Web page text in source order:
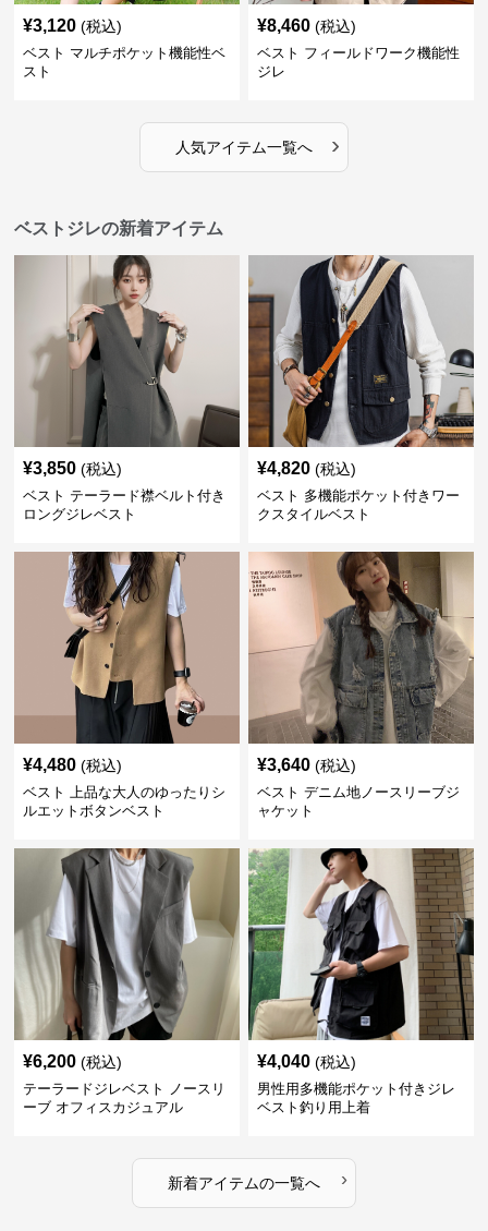
¥3,120 (税込)
ベスト マルチポケット機能性ベ
スト
¥8,460 (税込)
ベスト フィールドワーク機能性
ジレ
人気アイテム一覧へ ›
ベストジレの新着アイテム
¥3,850 (税込)
ベスト テーラード襟ベルト付き
ロングジレベスト
¥4,820 (税込)
ベスト 多機能ポケット付きワー
クスタイルベスト
¥4,480 (税込)
ベスト 上品な大人のゆったりシ
ルエットボタンベスト
¥3,640 (税込)
ベスト デニム地ノースリーブジ
ャケット
¥6,200 (税込)
テーラードジレベスト ノースリ
ーブ オフィスカジュアル
¥4,040 (税込)
男性用多機能ポケット付きジレ
ベスト釣り用上着
新着アイテムの一覧へ ›